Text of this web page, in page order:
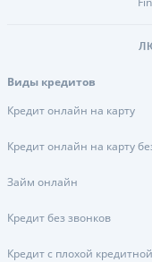
Виды кредитов
Кредит онлайн на карту
Кредит онлайн на карту
Займ онлайн
Кредит без звонков
Кредит с плохой